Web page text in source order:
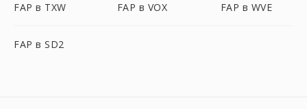
FAP в TXW FAP в VOX FAP в WVE
FAP в SD2